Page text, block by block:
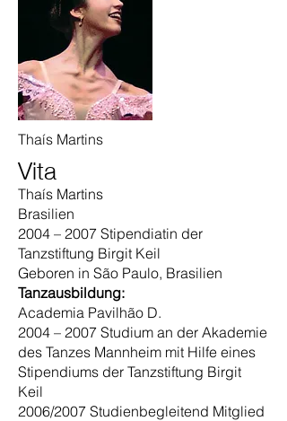
Thaís Martins
Vita
Thaís Martins
Brasilien
2004 – 2007 Stipendiatin der
Tanzstiftung Birgit Keil
Geboren in São Paulo, Brasilien
Tanzausbildung:
Academia Pavilhão D.
2004 – 2007 Studium an der Akademie
des Tanzes Mannheim mit Hilfe eines
Stipendiums der Tanzstiftung Birgit
Keil
2006/2007 Studienbegleitend Mitglied